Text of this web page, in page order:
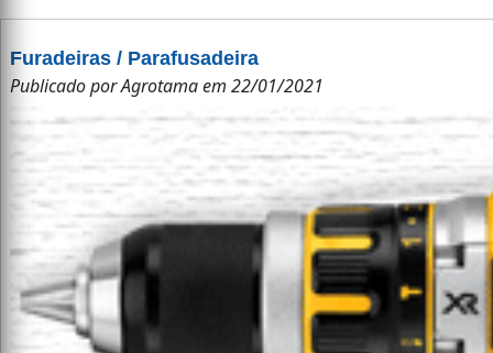
Furadeiras / Parafusadeira
Publicado porAgrotamaem 22/01/2021